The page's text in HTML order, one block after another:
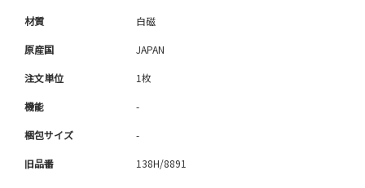
材質 白磁
原産国 JAPAN
注文単位 1枚
機能 -
梱包サイズ -
旧品番 138H/8891